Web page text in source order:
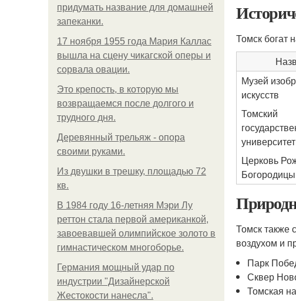
придумать название для домашней
запеканки.
17 ноября 1955 года Мария Каллас
вышла на сцену чикагской оперы и
сорвала овации.
Это крепость, в которую мы
возвращаемся после долгого и
трудного дня.
Деревянный трельяж - опора
своими руками.
Из двушки в трешку, площадью 72
кв.
В 1984 году 16-летняя Мэри Лу
реттон стала первой американкой,
завоевавшей олимпийское золото в
гимнастическом многоборье.
Германия мощный удар по
индустрии "Дизайнерской
Жестокости нанесла".
Томск богат
Музей
искусств
Томский
университет
Церковь
Богородицы
Томск также
воздухом и
Парк
Сквер
Томская